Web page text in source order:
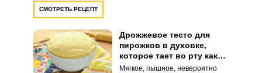
СМОТРЕТЬ РЕЦЕПТ
Дрожжевое тесто для
пирожков в духовке,
которое тает во рту как
пух
Мягкое, пышное, невероятно